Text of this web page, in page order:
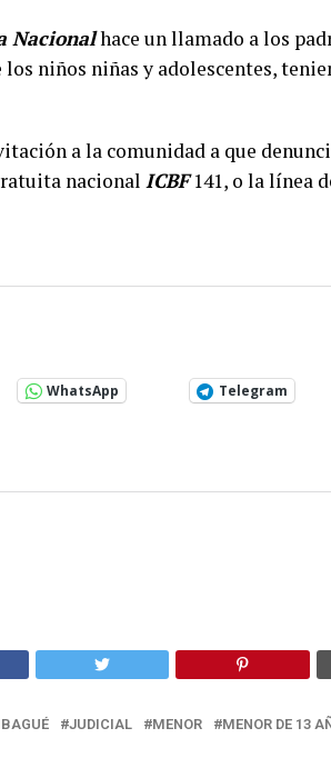
Nacionalhace un llamado a los
niños niñas y adolescentes,
a la comunidad a que
nacional ICBF 141, o la línea
WhatsApp Telegram
JUDICIAL MENOR MENOR DE 13